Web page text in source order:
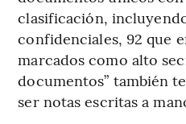
clasificación,
confidenciales, 92 que
marcados como alto
documentos” también
ser notas escritas a